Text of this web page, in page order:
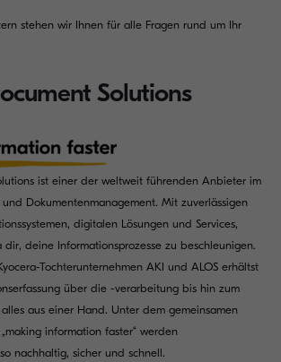
stehen wir Ihnen für alle Fragen rund um Ihr
Solutions
ist einer der weltweit führenden Anbieter im
Dokumentenmanagement. Mit zuverlässigen
digitalen Lösungen und Services,
dir, deine Informationsprozesse zu beschleunigen.
Tochterunternehmen AKI und ALOS erhältst
über die -verarbeitung bis hin zum
aus einer Hand. Unter dem gemeinsamen
information faster“ werden
nachhaltig, sicher und schnell.